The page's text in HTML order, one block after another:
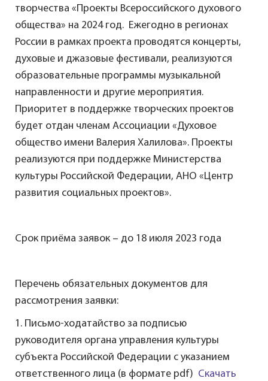
творчества «Проекты Всероссийского духового
общества» на 2024 год. Ежегодно в регионах
России в рамках проекта проводятся концерты,
духовые и джазовые фестивали, реализуются
образовательные программы музыкальной
направленности и другие мероприятия.
Приоритет в поддержке творческих проектов
будет отдан членам Ассоциации «Духовое
общество имени Валерия Халилова». Проекты
реализуются при поддержке Министерства
культуры Российской Федерации, АНО «Центр
развития социальных проектов».
Срок приёма заявок – до 18 июля 2023 года
Перечень обязательных документов для
рассмотрения заявки:
1. Письмо-ходатайство за подписью
руководителя органа управления культуры
субъекта Российской Федерации с указанием
ответственного лица (в формате pdf) Скачать